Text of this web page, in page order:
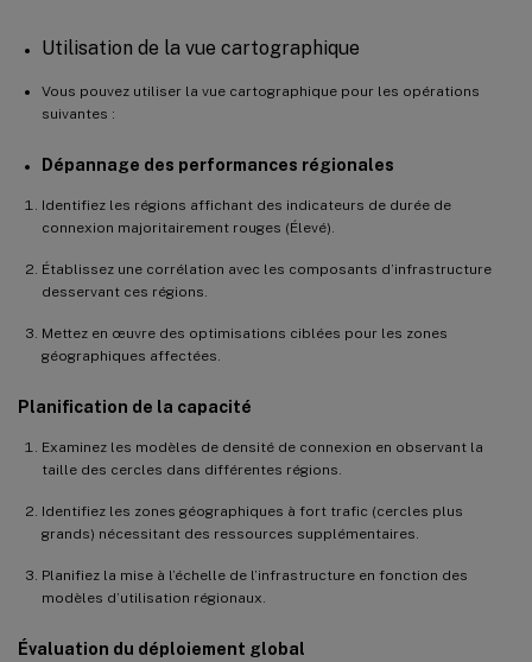
Utilisation de la vue cartographique
Vous pouvez utiliser la vue cartographique pour les opérations
suivantes :
Dépannage des performances régionales
Identifiez les régions affichant des indicateurs de durée de
connexion majoritairement rouges (Élevé).
Établissez une corrélation avec les composants d’infrastructure
desservant ces régions.
Mettez en œuvre des optimisations ciblées pour les zones
géographiques affectées.
Planification de la capacité
Examinez les modèles de densité de connexion en observant la
taille des cercles dans différentes régions.
Identifiez les zones géographiques à fort trafic (cercles plus
grands) nécessitant des ressources supplémentaires.
Planifiez la mise à l’échelle de l’infrastructure en fonction des
modèles d’utilisation régionaux.
Évaluation du déploiement global